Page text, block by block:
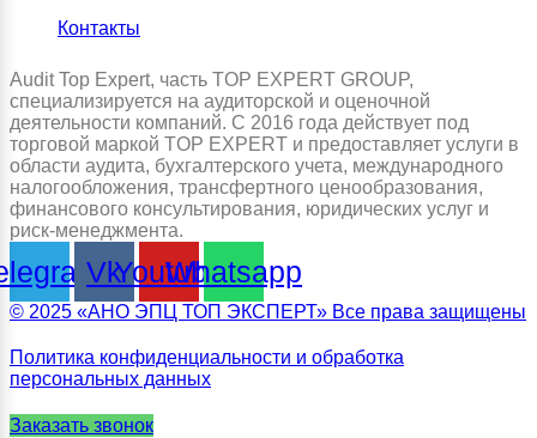
Контакты
Audit Top Expert, часть TOP EXPERT GROUP,
специализируется на аудиторской и оценочной
деятельности компаний. С 2016 года действует под
торговой маркой TOP EXPERT и предоставляет услуги в
области аудита, бухгалтерского учета, международного
налогообложения, трансфертного ценообразования,
финансового консультирования, юридических услуг и
риск-менеджмента.
VkYoutube
Whatsapp
© 2025 «АНО ЭПЦ ТОП ЭКСПЕРТ» Все права защищены
Политика конфиденциальности и обработка
персональных данных
Заказать звонок